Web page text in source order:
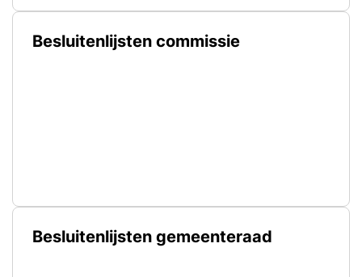
Besluitenlijsten commissie
Besluitenlijsten gemeenteraad